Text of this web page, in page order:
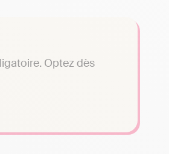
Optez dès